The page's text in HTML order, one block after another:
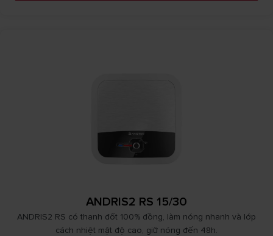
ANDRIS2 RS 15/30
ANDRIS2 RS có thanh đốt 100% đồng, làm nóng nhanh và lớp
cách nhiệt mật độ cao, giữ nóng đến 48h.